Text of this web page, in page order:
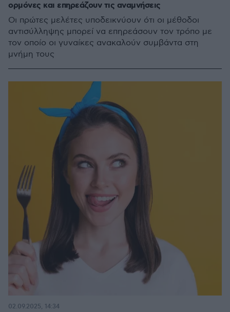
ορμόνες και επηρεάζουν τις αναμνήσεις
Οι πρώτες μελέτες υποδεικνύουν ότι οι μέθοδοι
αντισύλληψης μπορεί να επηρεάσουν τον τρόπο με
τον οποίο οι γυναίκες ανακαλούν συμβάντα στη
μνήμη τους
02.09.2025, 14:34